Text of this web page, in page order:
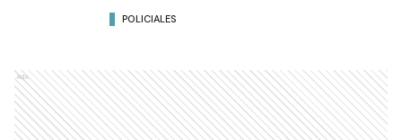
POLICIALES
Ads